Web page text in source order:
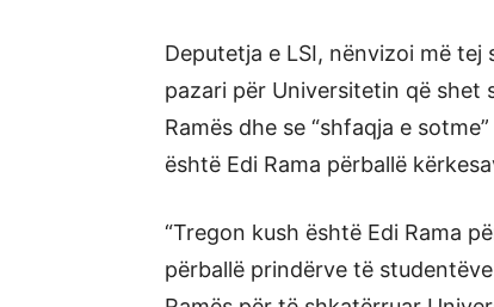
Deputetja e LSI, nënvizoi më
pazari për Universitetin që shet
Ramës dhe se “shfaqja e
është Edi Rama përballë
“Tregon kush është Edi Rama
përballë prindërve të